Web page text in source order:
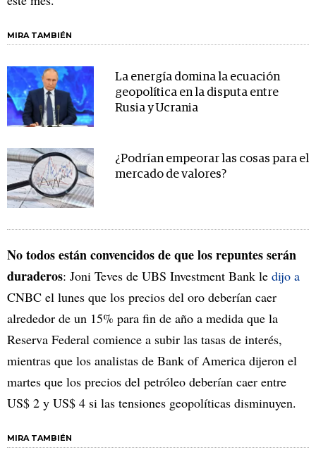
MIRA TAMBIÉN
La energía domina la ecuación
geopolítica en la disputa entre
Rusia y Ucrania
¿Podrían empeorar las cosas para el
mercado de valores?
No todos están convencidos de que los repuntes serán
duraderos: Joni Teves de UBS Investment Bank le dijo a
CNBC el lunes que los precios del oro deberían caer
alrededor de un 15% para fin de año a medida que la
Reserva Federal comience a subir las tasas de interés,
mientras que los analistas de Bank of America dijeron el
martes que los precios del petróleo deberían caer entre
US$ 2 y US$ 4 si las tensiones geopolíticas disminuyen.
MIRA TAMBIÉN